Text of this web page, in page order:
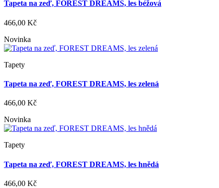
Tapeta na zeď, FOREST DREAMS, les béžová
466,00 Kč
Novinka
Tapety
Tapeta na zeď, FOREST DREAMS, les zelená
466,00 Kč
Novinka
Tapety
Tapeta na zeď, FOREST DREAMS, les hnědá
466,00 Kč